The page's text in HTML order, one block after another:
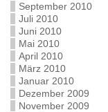
September 2010
Juli 2010
Juni 2010
Mai 2010
April 2010
März 2010
Januar 2010
Dezember 2009
November 2009